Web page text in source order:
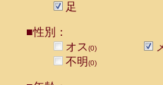
足
■性別：
オス(0)
不明(0)